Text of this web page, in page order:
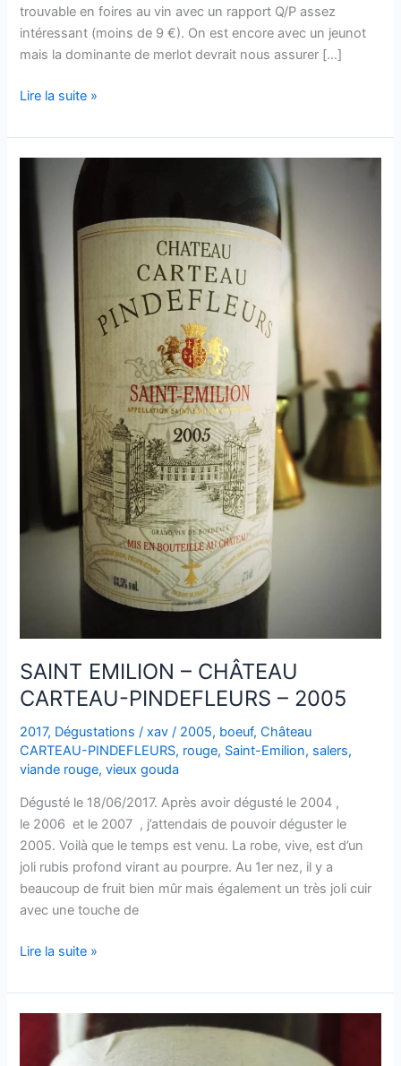
trouvable en foires au vin avec un rapport Q/P assez
intéressant (moins de 9 €). On est encore avec un jeunot
mais la dominante de merlot devrait nous assurer […]
Puisseguin
Emilion
–
d’exception
Lire la suite »
SAINT EMILION – CHÂTEAU
CARTEAU-PINDEFLEURS – 2005
2017, Dégustations /xav/ 2005, boeuf,Château
CARTEAU-PINDEFLEURS, rouge, Saint-Emilion, salers,
viande rouge,vieux gouda
Dégusté le 18/06/2017. Après avoir dégusté le 2004 ,
le 2006 et le 2007 , j’attendais de pouvoir déguster le
2005. Voilà que le temps est venu. La robe, vive, est d’un
joli rubis profond virant au pourpre. Au 1er nez, il y a
beaucoup de fruit bien mûr mais également un très joli cuir
avec une touche de
SAINT
–
CHÂTEAU
CARTEAU-
PINDEFLEURS
Lire la suite »